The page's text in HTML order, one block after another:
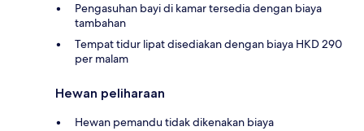
Pengasuhan bayi di kamar tersedia dengan biaya
tambahan
Tempat tidur lipat disediakan dengan biaya HKD 290
per malam
Hewan peliharaan
Hewan pemandu tidak dikenakan biaya